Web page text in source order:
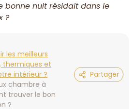
bonne nuit résidait dans le
?
les meilleurs
thermiques et
intérieur ?
chambre à
trouver le bon
?
Partager